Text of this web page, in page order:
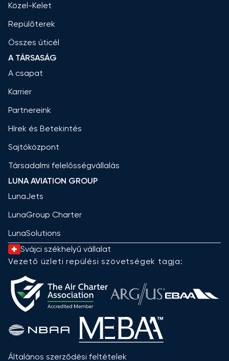
Közel-Kelet
Repülőterek
Összes úticél
A TÁRSASÁG
A csapat
Karrier
Partnereink
Hírek és Betekintés
Sajtóközpont
Társadalmi felelősségvállalás
LUNA AVIATION GROUP
LunaJets
LunaGroup Charter
LunaSolutions
Svájci székhelyű vállalat
Vezető üzleti repülési szövetségek tagja:
Általános szerződési feltételek